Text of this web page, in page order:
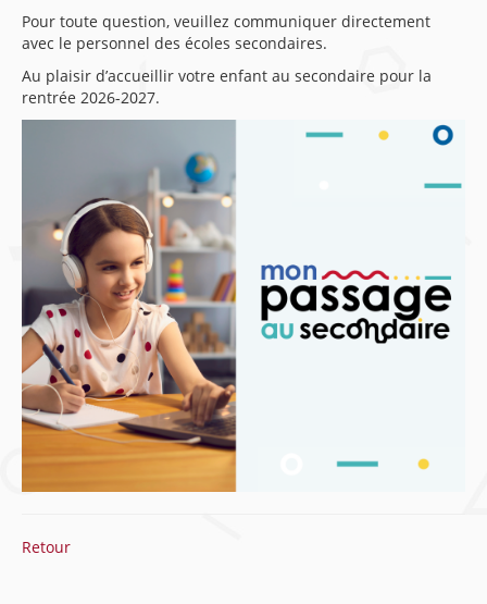
Pour toute question, veuillez communiquer directement
avec le personnel des écoles secondaires.
Au plaisir d’accueillir votre enfant au secondaire pour la
rentrée 2026-2027.
Retour